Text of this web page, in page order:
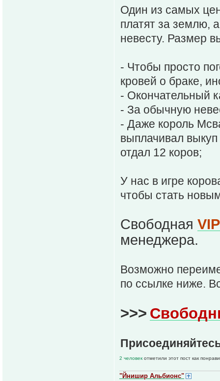
Один из самых
платят за землю,
невесту. Размер
- Чтобы просто
кровей о браке,
- Окончательный
- За обычную
- Даже король
выплачивал
отдал 12 коров;
У нас в игре
чтобы стать
Свободная
менеджера.
Возможно
по ссылке ниже.
>>>
2 человек отметили этот пост как
"Йнишир Альбионс"